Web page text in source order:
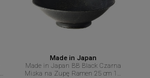
Made in Japan
Made in Japan BB Black Czarna
Miska na Zupę Ramen 25 cm 1,3